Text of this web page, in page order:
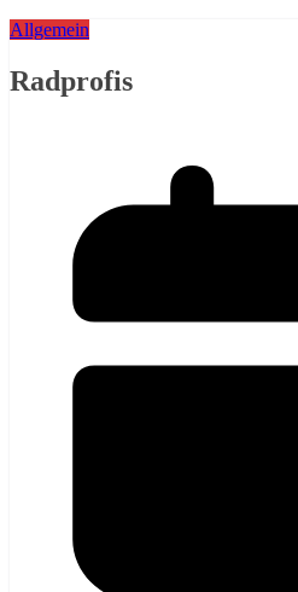
Allgemein
Radprofis